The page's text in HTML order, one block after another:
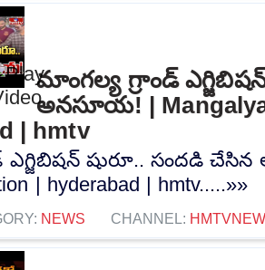
మాంగల్య గ్రాండ్
అనసూయ! |
| hmtv
ఎగ్జిబిషన్ షురూ.. సందడి
| hyderabad | hmtv.....»»
NEWS CHANNEL: